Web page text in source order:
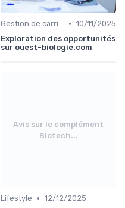
Gestion de carrière • 10/11/2025
Exploration des opportunités
sur ouest-biologie.com
Avis sur le complément
Biotech...
Lifestyle • 12/12/2025